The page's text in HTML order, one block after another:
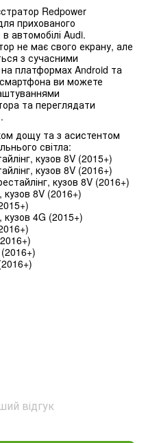
Redpower
прихованого
автомобілі Audi.
не має свого екрану, але
з сучасними
платформах Android та
ви можете
та переглядати
дощу та з асистентом
світла:
кузов 8V (2015+)
кузов 8V (2016+)
кузов 8V (2016+)
кузов 8V (2016+)
кузов 4G (2015+)
відгук